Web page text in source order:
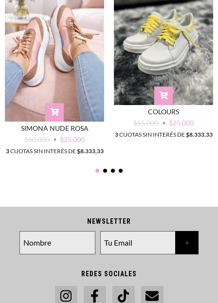
SIMONA NUDE ROSA
$60.000
$25.000
3CUOTAS SIN INTERÉS DE$8.333,33
COLOURS
$55.000
$25.000
3CUOTAS SIN INTERÉS DE$8.333,33
NEWSLETTER
REDES SOCIALES